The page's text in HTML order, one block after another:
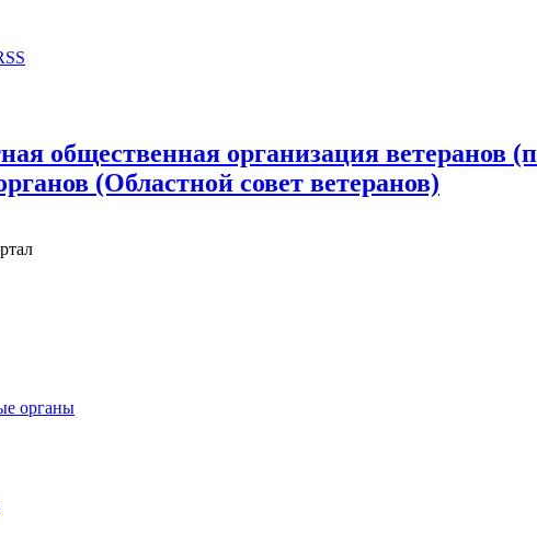
общественная организация ветеранов
(Областной совет ветеранов)
органы